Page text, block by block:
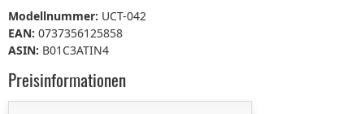
Modellnummer: UCT-042
EAN: 0737356125858
ASIN: B01C3ATIN4
Preisinformationen